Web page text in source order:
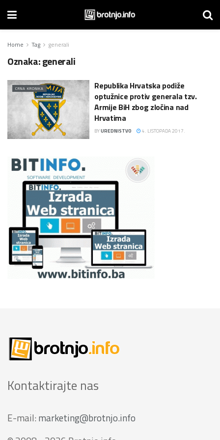
Home Tag generali
Oznaka:generali
CRNA KRONIKA
Republika Hrvatska podiže
optužnice protiv generala tzv.
Armije BiH zbog zločina nad
Hrvatima
BYUREDNISTVO 4. LISTOPADA 2017.
Kontaktirajte nas
E-mail: marketing@brotnjo.info